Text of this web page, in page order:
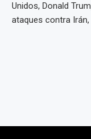
Unidos, Donald
ataques contra Irán,